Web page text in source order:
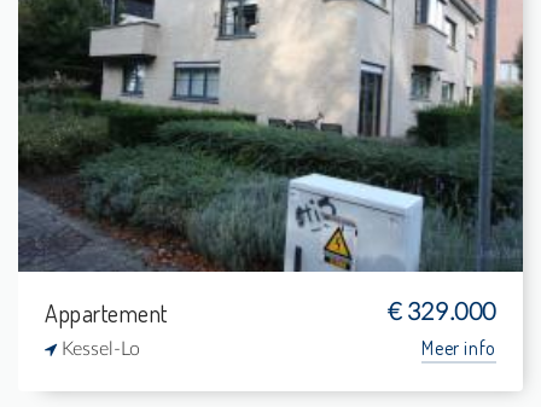
Verkocht: Appartement
2
5 m²
1
82 m²
Appartement € 329.000
Kessel-Lo Meer info